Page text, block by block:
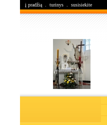
į pradžią turinys susisiekite